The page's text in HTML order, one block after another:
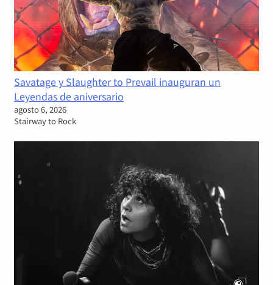
Savatage y Slaughter to Prevail inauguran un
Leyendas de aniversario
agosto 6, 2026
Stairway to Rock